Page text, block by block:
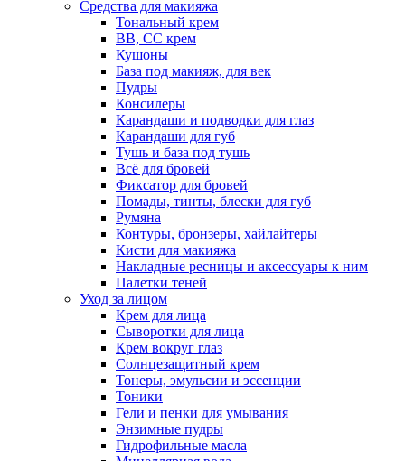
Средства для макияжа
Тональный крем
BB, CC крем
Кушоны
База под макияж, для век
Пудры
Консилеры
Карандаши и подводки для глаз
Карандаши для губ
Тушь и база под тушь
Всё для бровей
Фиксатор для бровей
Помады, тинты, блески для губ
Румяна
Контуры, бронзеры, хайлайтеры
Кисти для макияжа
Накладные ресницы и аксессуары к ним
Палетки теней
Уход за лицом
Крем для лица
Сыворотки для лица
Крем вокруг глаз
Солнцезащитный крем
Тонеры, эмульсии и эссенции
Тоники
Гели и пенки для умывания
Энзимные пудры
Гидрофильные масла